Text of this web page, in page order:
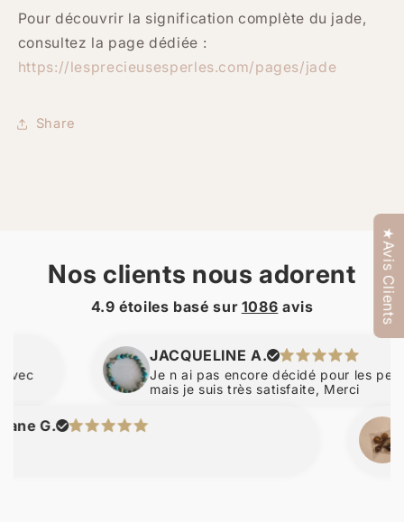
Pour découvrir la signification complète du jade,
consultez la page dédiée :
https://lesprecieusesperles.com/pages/jade
Share
Nos clients nous adorent
4.9 étoiles basé sur 1086 avis
JACQUELINE A.
Je n ai pas encore décidé pour les perles d
mais je suis très satisfaite, Merci
★Avis Clients